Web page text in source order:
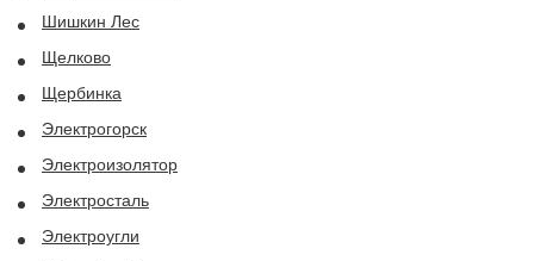
Шишкин Лес
Щелково
Щербинка
Электрогорск
Электроизолятор
Электросталь
Электроугли